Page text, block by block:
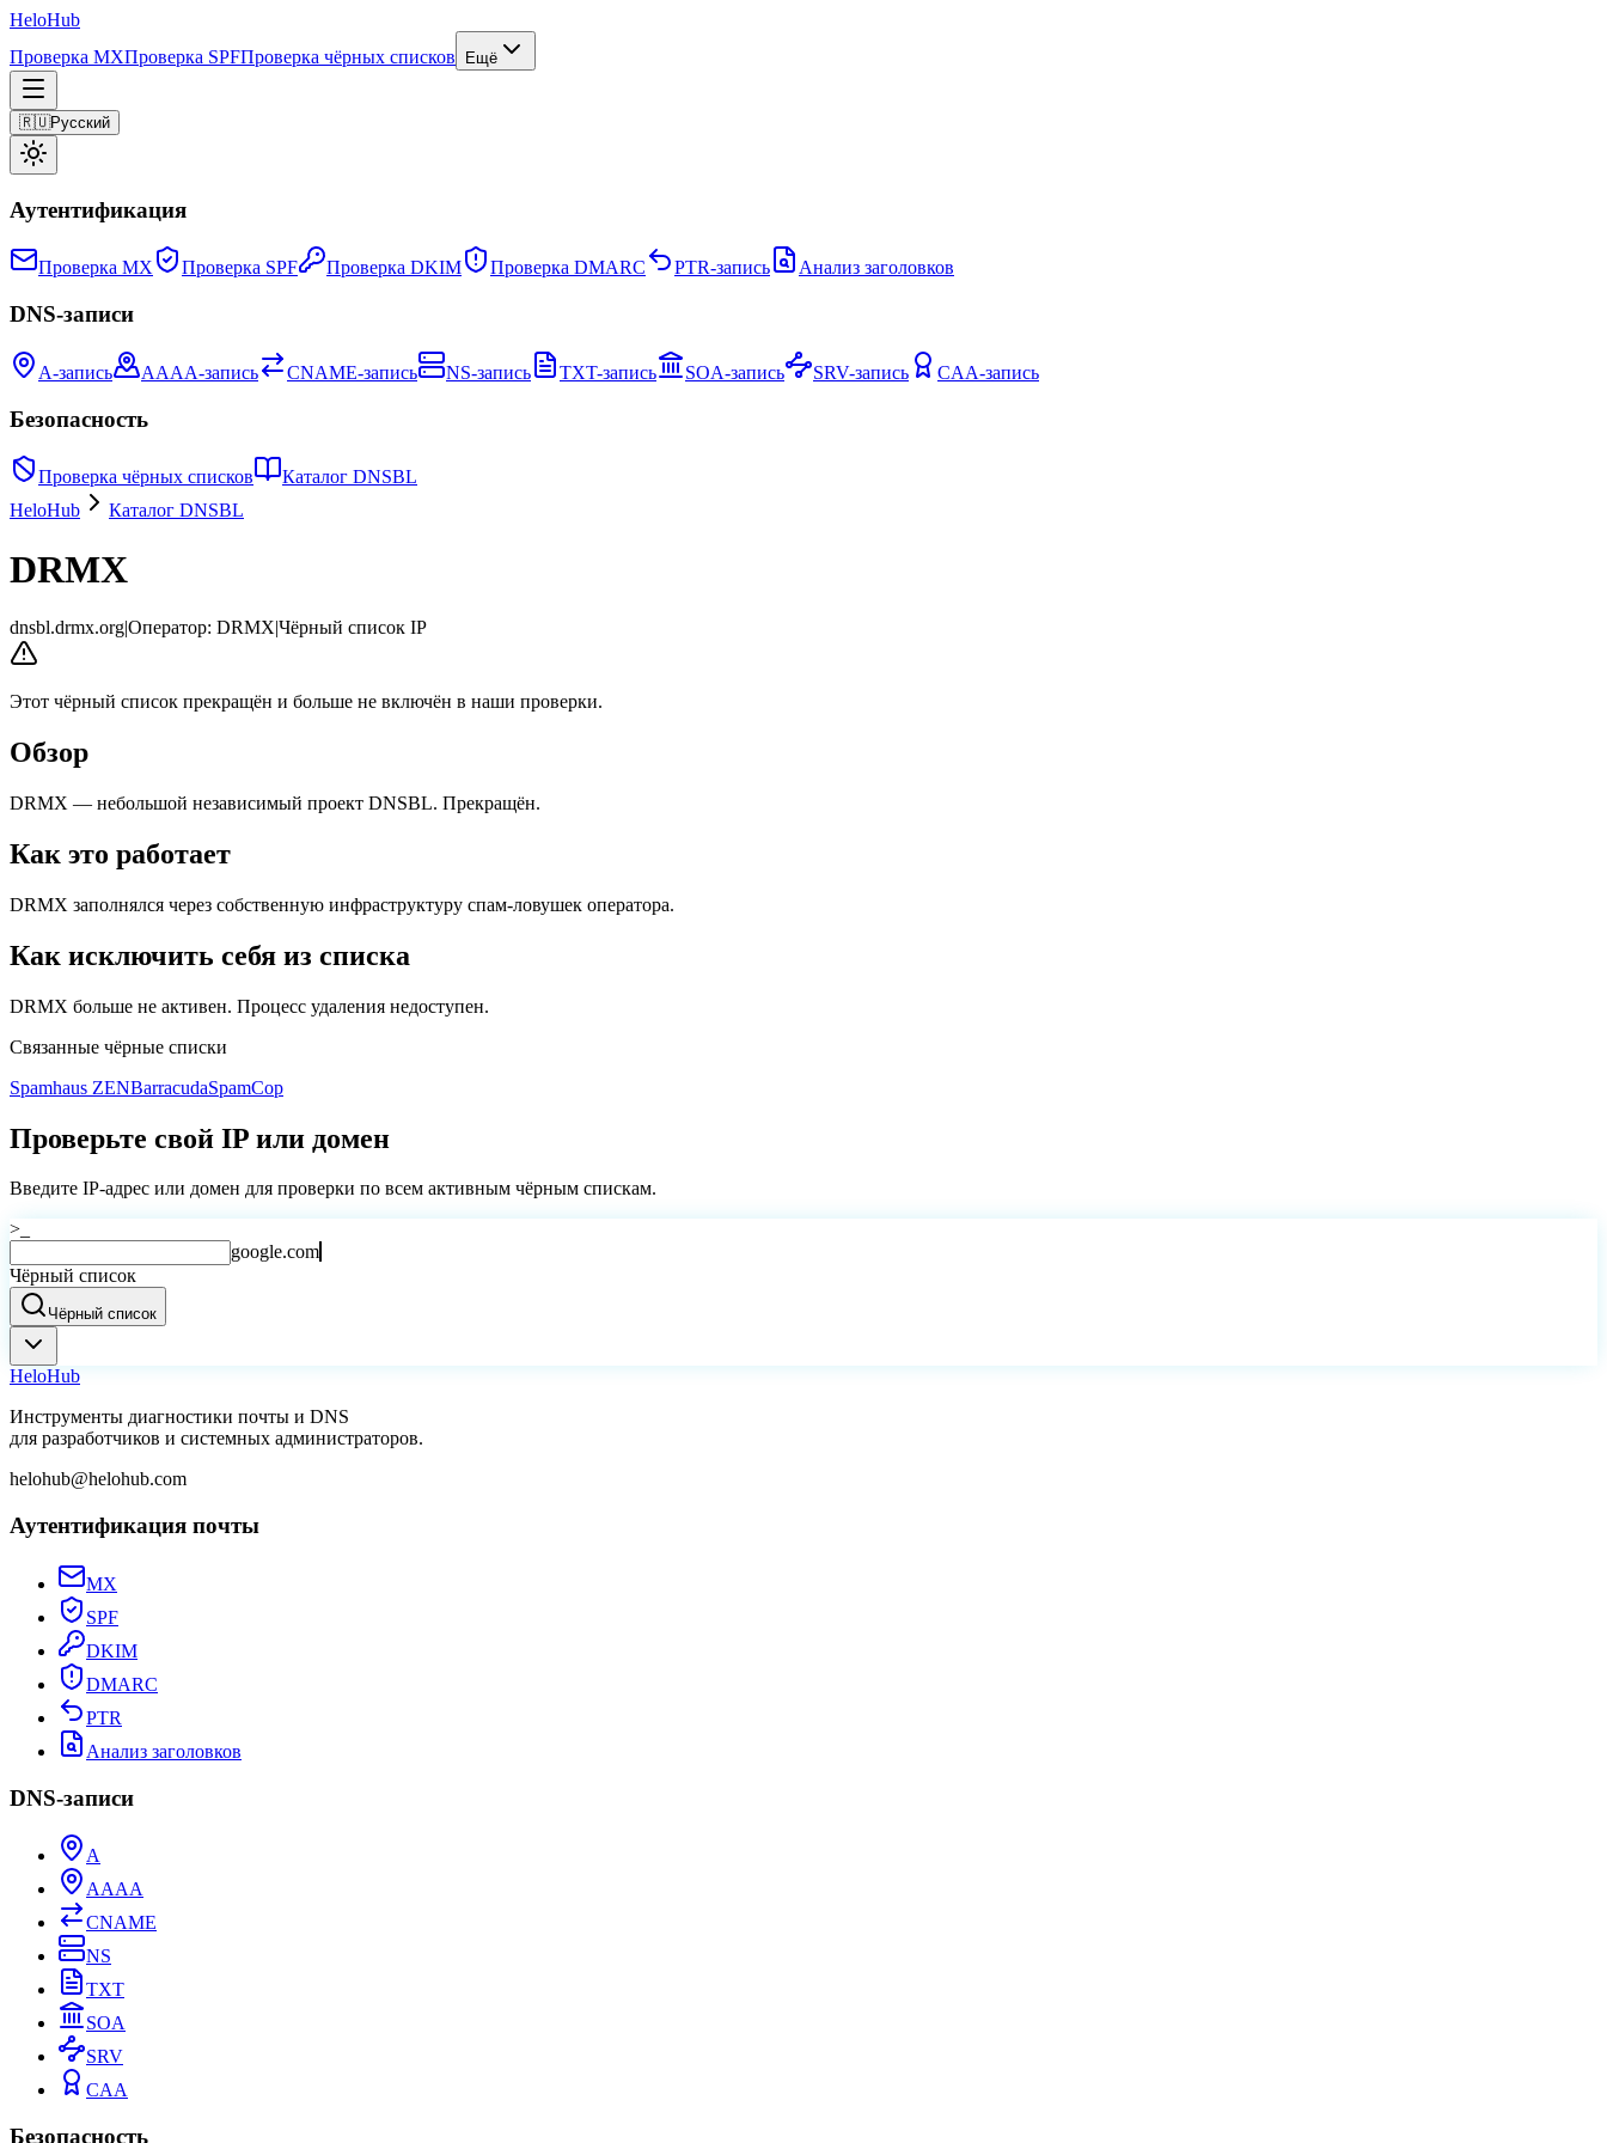
HeloHub
Проверка MXПроверка SPFПроверка чёрных списков Ещё
🇷🇺Русский
Аутентификация
Проверка MX Проверка SPF Проверка DKIM Проверка DMARC PTR-запись Анализ заголовков
DNS-записи
A-запись AAAA-запись CNAME-запись NS-запись TXT-запись SOA-запись SRV-запись CAA-запись
Безопасность
Проверка чёрных списков
Каталог DNSBL
HeloHub
Каталог DNSBL
DRMX
dnsbl.drmx.org|Оператор: DRMX|Чёрный список IP
Этот чёрный список прекращён и больше не включён в наши проверки.
Обзор
DRMX — небольшой независимый проект DNSBL. Прекращён.
Как это работает
DRMX заполнялся через собственную инфраструктуру спам-ловушек оператора.
Как исключить себя из списка
DRMX больше не активен. Процесс удаления недоступен.
Связанные чёрные списки
Spamhaus ZENBarracudaSpamCop
Проверьте свой IP или домен
Введите IP-адрес или домен для проверки по всем активным чёрным спискам.
>_
google.com
Чёрный список
Чёрный список
HeloHub
Инструменты диагностики почты и DNS
для разработчиков и системных администраторов.
helohub@helohub.com
Аутентификация почты
MX
SPF
DKIM
DMARC
PTR
Анализ заголовков
DNS-записи
A
AAAA
CNAME
NS
TXT
SOA
SRV
CAA
Безопасность